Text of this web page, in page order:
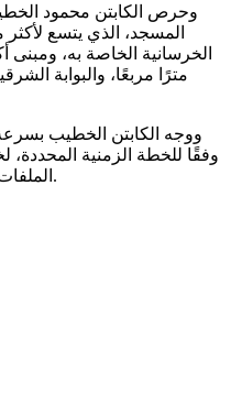
وحرص الكابتن محمود
المسجد، الذي يتسع
مترًا مربعًا، والبوابة
ووجه الكابتن الخطيب بسرعة
وفقًا للخطة الزمنية المحددة،
الملفات على كل الأصعدة الإدارية والرياضية.